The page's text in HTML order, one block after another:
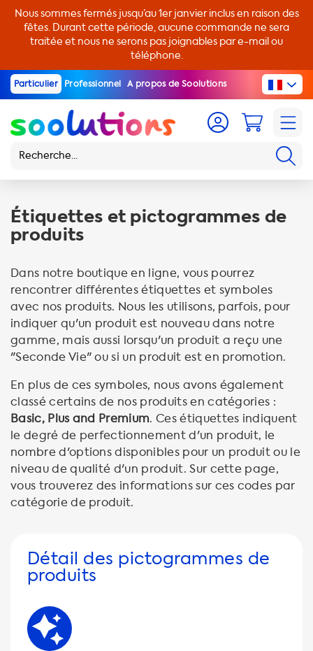
Nous sommes fermés jusqu’au 1er janvier inclus en raison des
fêtes. Durant cette période, aucune commande ne sera
traitée et nous ne serons pas joignables par e-mail ou
téléphone.
Particulier Professionnel A propos de Soolutions
Étiquettes et pictogrammes de
produits
Dans notre boutique en ligne, vous pourrez
rencontrer différentes étiquettes et symboles
avec nos produits. Nous les utilisons, parfois, pour
indiquer qu'un produit est nouveau dans notre
gamme, mais aussi lorsqu'un produit a reçu une
"Seconde Vie" ou si un produit est en promotion.
En plus de ces symboles, nous avons également
classé certains de nos produits en catégories :
Basic, Plus and Premium. Ces étiquettes indiquent
le degré de perfectionnement d'un produit, le
nombre d'options disponibles pour un produit ou le
niveau de qualité d'un produit. Sur cette page,
vous trouverez des informations sur ces codes par
catégorie de produit.
Détail des pictogrammes de
produits